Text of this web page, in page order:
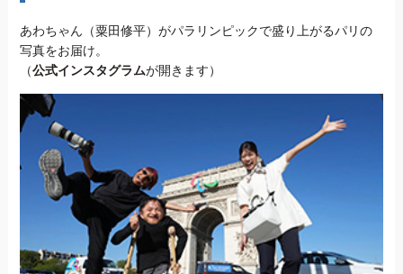
あわちゃん（粟田修平）がパラリンピックで盛り上がるパリの
写真をお届け。
（公式インスタグラムが開きます）